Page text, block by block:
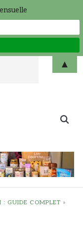
Search
: GUIDE COMPLET »
▲